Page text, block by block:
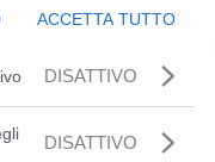
ACCETTA TUTTO
DISATTIVO
DISATTIVO